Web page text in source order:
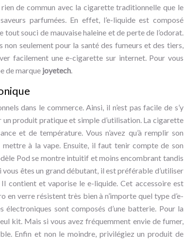
de commun avec la cigarette traditionnelle que le
parfumées. En effet, l’e-liquide est composé
tout souci de mauvaise haleine et de perte de l’odorat.
seulement pour la santé des fumeurs et des tiers,
facilement une e-cigarette sur internet. Pour vous
de marque joyetech.
dans le commerce. Ainsi, il n’est pas facile de s’y
produit pratique et simple d’utilisation. La cigarette
et de température. Vous n’avez qu’à remplir son
à la vape. Ensuite, il faut tenir compte de son
Pod se montre intuitif et moins encombrant tandis
vous êtes un grand débutant, il est préférable d’utiliser
contient et vaporise le e-liquide. Cet accessoire est
verre résistent très bien à n’importe quel type d’e-
sont composés d’une batterie. Pour la
kit. Mais si vous avez fréquemment envie de fumer,
Enfin et non le moindre, privilégiez un produit de